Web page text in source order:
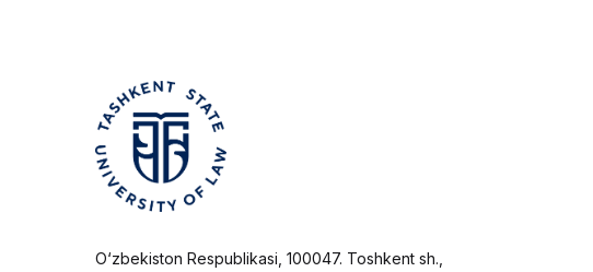
O‘zbekiston Respublikasi, 100047. Toshkent sh.,